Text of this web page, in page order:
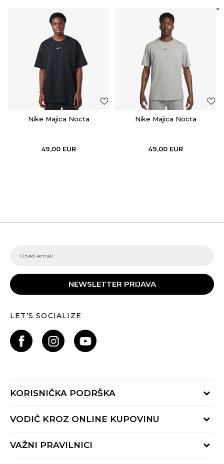
Nike Majica Nocta
49,00 EUR
Nike Majica Nocta
49,00 EUR
NEWSLETTER PRIJAVA
LET’S SOCIALIZE
KORISNIČKA PODRŠKA
Provjeri status porudžbine
Radno vrijeme 9-16h
VODIČ KROZ ONLINE KUPOVINU
Načini isporuke
VAŽNI PRAVILNICI